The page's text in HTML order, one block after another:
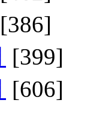
[386]
[399]
[606]